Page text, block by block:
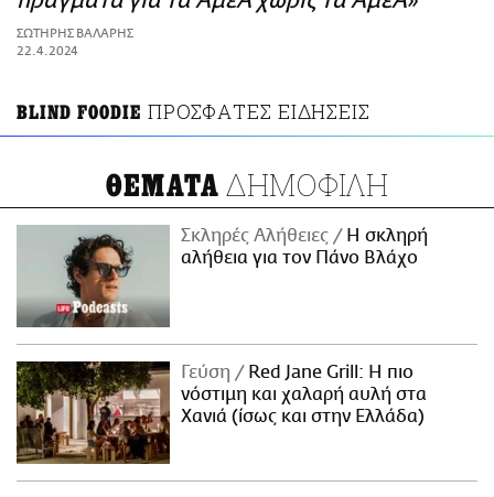
ΑΜΠΑ
PRINT
ΣΩΤΗΡΗΣ ΒΑΛΑΡΗΣ
22.4.2024
BLIND FOODIE ΠΡΟΣΦΑΤΕΣ ΕΙΔΗΣΕΙΣ
ΘΕΜΑΤΑ ΔΗΜΟΦΙΛΗ
Σκληρές Αλήθειες
H σκληρή
αλήθεια για τον Πάνο Βλάχο
Γεύση
Red Jane Grill: Η πιο
νόστιμη και χαλαρή αυλή στα
Χανιά (ίσως και στην Ελλάδα)